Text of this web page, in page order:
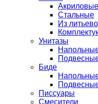
Акриловые
Стальные
Из
Унитазы
Биде
Писсуары
Смесители